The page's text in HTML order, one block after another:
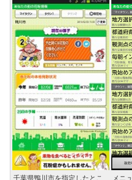
千葉県鴨川市を指定したとこ メニ